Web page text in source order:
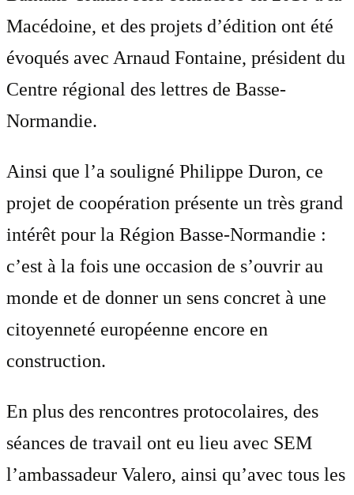
Macédoine, et des projets d’édition ont été
évoqués avec Arnaud Fontaine, président du
Centre régional des lettres de Basse-
Normandie.
Ainsi que l’a souligné Philippe Duron, ce
projet de coopération présente un très grand
intérêt pour la Région Basse-Normandie :
c’est à la fois une occasion de s’ouvrir au
monde et de donner un sens concret à une
citoyenneté européenne encore en
construction.
En plus des rencontres protocolaires, des
séances de travail ont eu lieu avec SEM
l’ambassadeur Valero, ainsi qu’avec tous les